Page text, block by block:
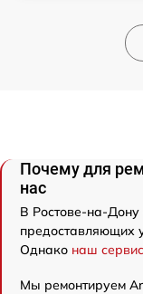
Почему для
нас
В Ростове-на-Дону
предоставляющих
Однако наш
Мы ремонтируем